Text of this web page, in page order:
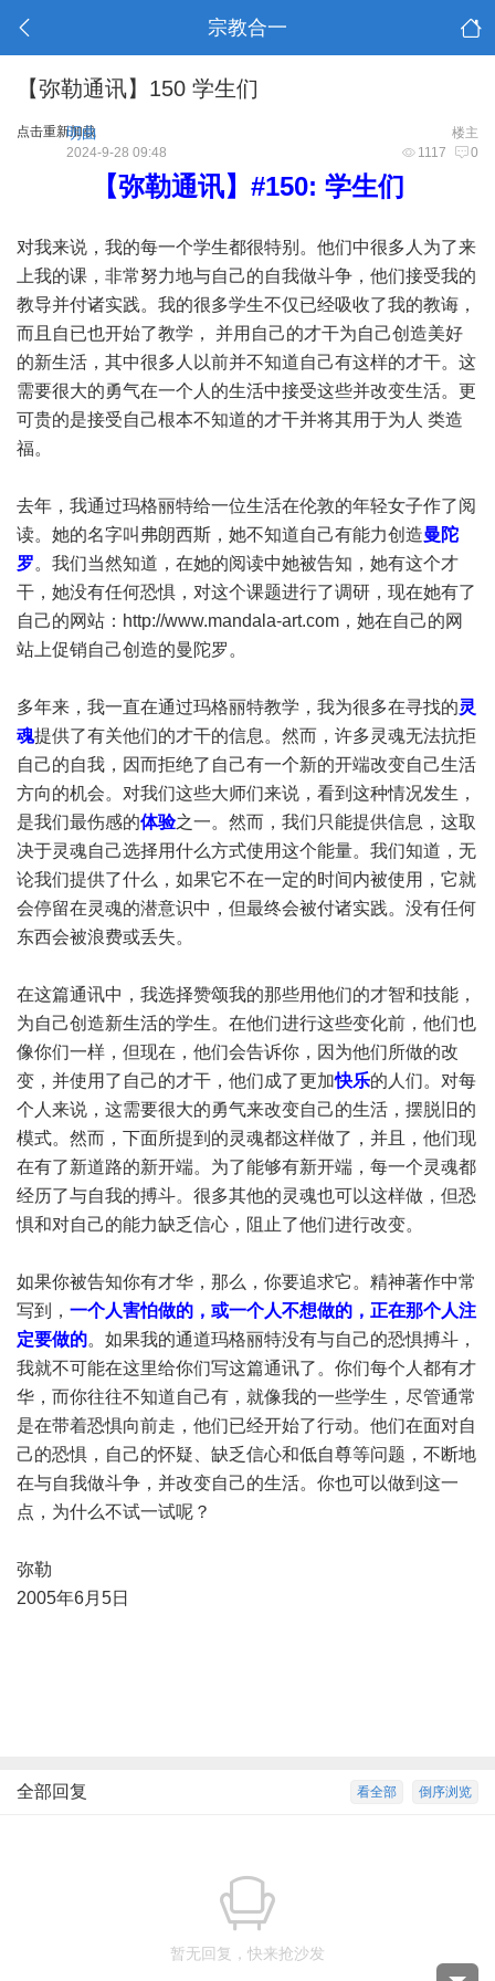
宗教合一
【弥勒通讯】150 学生们
点击重新加载 楼主
明曲
1117 0
2024-9-28 09:48
【弥勒通讯】#150: 学生们
对我来说，我的每一个学生都很特别。他们中很多人为了来
上我的课，非常努力地与自己的自我做斗争，他们接受我的
教导并付诸实践。我的很多学生不仅已经吸收了我的教诲，
而且自已也开始了教学， 并用自己的才干为自己创造美好
的新生活，其中很多人以前并不知道自己有这样的才干。这
需要很大的勇气在一个人的生活中接受这些并改变生活。更
可贵的是接受自己根本不知道的才干并将其用于为人 类造
福。
去年，我通过玛格丽特给一位生活在伦敦的年轻女子作了阅
读。她的名字叫弗朗西斯，她不知道自己有能力创造曼陀
罗。我们当然知道，在她的阅读中她被告知，她有这个才
干，她没有任何恐惧，对这个课题进行了调研，现在她有了
自己的网站： http://www.mandala-art.com ，她在自己的网
站上促销自己创造的曼陀罗。
多年来，我一直在通过玛格丽特教学，我为很多在寻找的灵
魂提供了有关他们的才干的信息。然而，许多灵魂无法抗拒
自己的自我，因而拒绝了自己有一个新的开端改变自己生活
方向的机会。对我们这些大师们来说，看到这种情况发生，
是我们最伤感的体验之一。然而，我们只能提供信息，这取
决于灵魂自己选择用什么方式使用这个能量。我们知道，无
论我们提供了什么，如果它不在一定的时间内被使用，它就
会停留在灵魂的潜意识中，但最终会被付诸实践。没有任何
东西会被浪费或丢失。
在这篇通讯中，我选择赞颂我的那些用他们的才智和技能，
为自己创造新生活的学生。在他们进行这些变化前，他们也
像你们一样，但现在，他们会告诉你，因为他们所做的改
变，并使用了自己的才干，他们成了更加快乐的人们。对每
个人来说，这需要很大的勇气来改变自己的生活，摆脱旧的
模式。然而，下面所提到的灵魂都这样做了，并且，他们现
在有了新道路的新开端。为了能够有新开端，每一个灵魂都
经历了与自我的搏斗。很多其他的灵魂也可以这样做，但恐
惧和对自己的能力缺乏信心，阻止了他们进行改变。
如果你被告知你有才华，那么，你要追求它。精神著作中常
写到， 一个人害怕做的，或一个人不想做的，正在那个人注
定要做的。如果我的通道玛格丽特没有与自己的恐惧搏斗，
我就不可能在这里给你们写这篇通讯了。你们每个人都有才
华，而你往往不知道自己有，就像我的一些学生，尽管通常
是在带着恐惧向前走，他们已经开始了行动。他们在面对自
己的恐惧，自己的怀疑、缺乏信心和低自尊等问题，不断地
在与自我做斗争，并改变自己的生活。你也可以做到这一
点，为什么不试一试呢？
弥勒
2005年6月5日
倒序浏览
看全部
全部回复
暂无回复，快来抢沙发